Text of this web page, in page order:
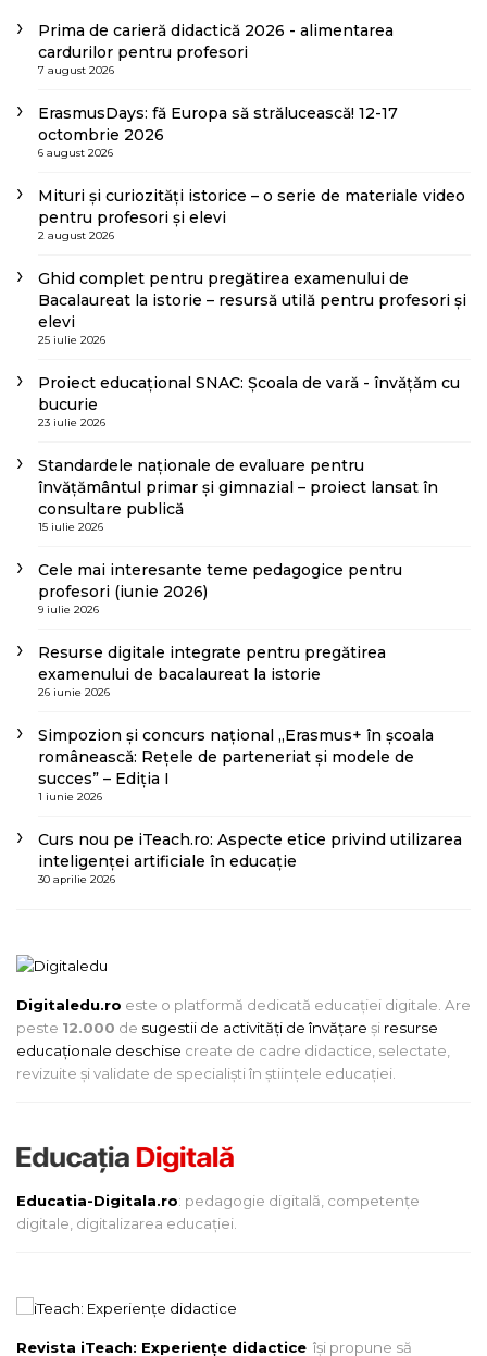
Prima de carieră didactică 2026 - alimentarea
cardurilor pentru profesori
7 august 2026
ErasmusDays: fă Europa să strălucească! 12-17
octombrie 2026
6 august 2026
Mituri și curiozități istorice – o serie de materiale video
pentru profesori și elevi
2 august 2026
Ghid complet pentru pregătirea examenului de
Bacalaureat la istorie – resursă utilă pentru profesori și
elevi
25 iulie 2026
Proiect educațional SNAC: Școala de vară - învățăm cu
bucurie
23 iulie 2026
Standardele naționale de evaluare pentru
învățământul primar și gimnazial – proiect lansat în
consultare publică
15 iulie 2026
Cele mai interesante teme pedagogice pentru
profesori (iunie 2026)
9 iulie 2026
Resurse digitale integrate pentru pregătirea
examenului de bacalaureat la istorie
26 iunie 2026
Simpozion și concurs național „Erasmus+ în școala
românească: Rețele de parteneriat și modele de
succes” – Ediția I
1 iunie 2026
Curs nou pe iTeach.ro: Aspecte etice privind utilizarea
inteligenței artificiale în educație
30 aprilie 2026
Digitaledu.ro este o platformă dedicată educației digitale. Are
peste 12.000 de sugestii de activități de învățare și resurse
educaționale deschise create de cadre didactice, selectate,
revizuite și validate de specialiști în științele educației.
Educatia-Digitala.ro: pedagogie digitală, competențe
digitale, digitalizarea educației.
Revista iTeach: Experienţe didactice îşi propune să